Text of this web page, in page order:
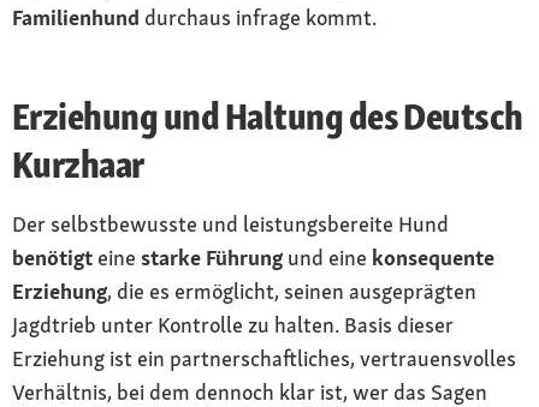
Familienhund durchaus infrage kommt.
Erziehung und Haltung des Deutsch
Kurzhaar
Der selbstbewusste und leistungsbereite Hund
benötigt eine starke Führung und eine konsequente
Erziehung, die es ermöglicht, seinen ausgeprägten
Jagdtrieb unter Kontrolle zu halten. Basis dieser
Erziehung ist ein partnerschaftliches, vertrauensvolles
Verhältnis, bei dem dennoch klar ist, wer das Sagen